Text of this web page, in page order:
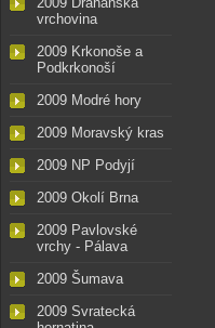
vrchovina
2009 Krkonoše a
Podkrkonoší
2009 Modré hory
2009 Moravský kras
2009 NP Podyjí
2009 Okolí Brna
2009 Pavlovské
vrchy - Pálava
2009 Šumava
2009 Svratecká